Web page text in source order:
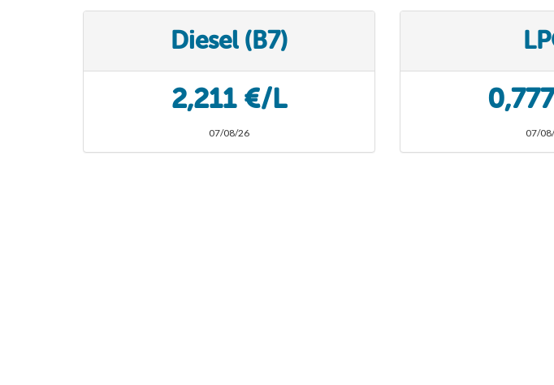
Diesel (B7)
2,211 €/L
07/08/26 07/